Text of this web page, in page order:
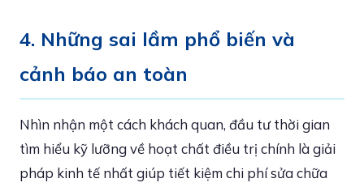
4. Những sai lầm phổ biến và
cảnh báo an toàn
Nhìn nhận một cách khách quan, đầu tư thời gian
tìm hiểu kỹ lưỡng về hoạt chất điều trị chính là giải
pháp kinh tế nhất giúp tiết kiệm chi phí sửa chữa